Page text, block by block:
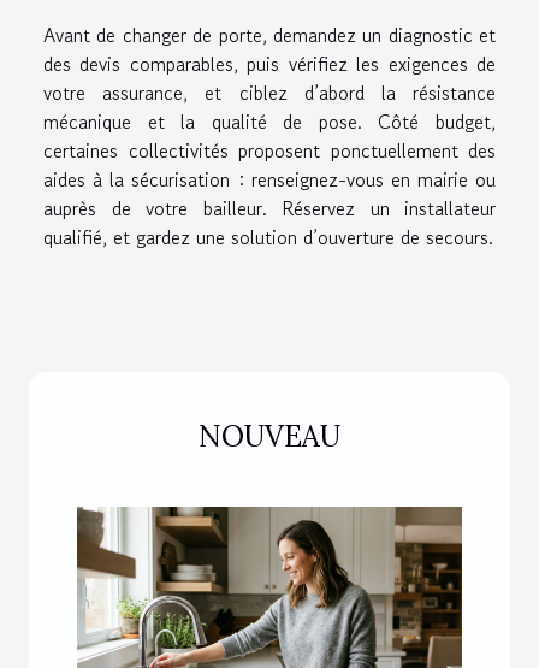
Avant de changer de porte, demandez un diagnostic et
des devis comparables, puis vérifiez les exigences de
votre assurance, et ciblez d’abord la résistance
mécanique et la qualité de pose. Côté budget,
certaines collectivités proposent ponctuellement des
aides à la sécurisation : renseignez-vous en mairie ou
auprès de votre bailleur. Réservez un installateur
qualifié, et gardez une solution d’ouverture de secours.
NOUVEAU